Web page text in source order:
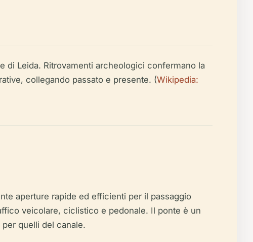
di Leida. Ritrovamenti archeologici confermano la
collegando passato e presente. (Wikipedia:
aperture rapide ed efficienti per il passaggio
veicolare, ciclistico e pedonale. Il ponte è un
quelli del canale.